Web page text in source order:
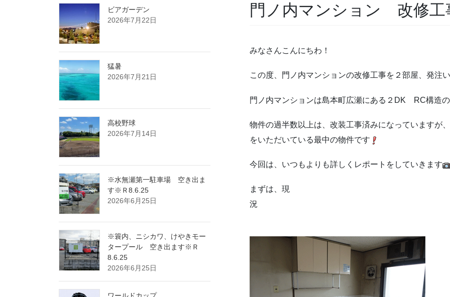
門ノ内マンション 改修
みなさんこんにちわ！
この度、門ノ内マンションの改修工事を２部屋、発注
門ノ内マンションは島本町広瀬にある２DK RC構造
物件の過半数以上は、改装工事済みになっていますが
をいただいている最中の物件です
今回は、いつもよりも詳しくレポートをしていきます
まずは、現
ビアガーデン
2026年7月22日
猛暑
2026年7月21日
高校野球
2026年7月14日
※水無瀬第一駐車場 空き出ま
す※Ｒ8.6.25
2026年6月25日
※簑内、ニシカワ、けやきモー
タープール 空き出ます※Ｒ
8.6.25
2026年6月25日